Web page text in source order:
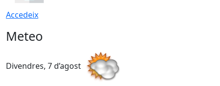
Accedeix
Meteo
Divendres, 7 d’agost